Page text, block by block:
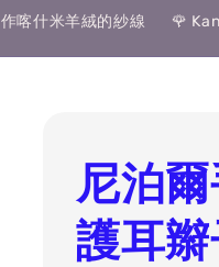
喀什米羊絨的紗線 🌹
尼泊爾
護耳